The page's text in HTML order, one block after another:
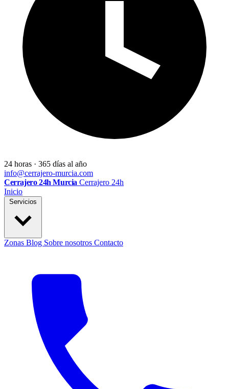
24 horas · 365 días al año
info@cerrajero-murcia.com
Cerrajero 24h Murcia Cerrajero 24h
Inicio
Zonas Blog Sobre nosotros Contacto